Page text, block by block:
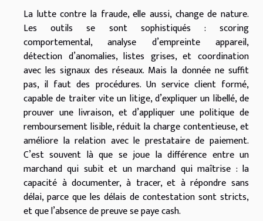
La lutte contre la fraude, elle aussi, change de nature.
Les outils se sont sophistiqués : scoring
comportemental, analyse d’empreinte appareil,
détection d’anomalies, listes grises, et coordination
avec les signaux des réseaux. Mais la donnée ne suffit
pas, il faut des procédures. Un service client formé,
capable de traiter vite un litige, d’expliquer un libellé, de
prouver une livraison, et d’appliquer une politique de
remboursement lisible, réduit la charge contentieuse, et
améliore la relation avec le prestataire de paiement.
C’est souvent là que se joue la différence entre un
marchand qui subit et un marchand qui maîtrise : la
capacité à documenter, à tracer, et à répondre sans
délai, parce que les délais de contestation sont stricts,
et que l’absence de preuve se paye cash.